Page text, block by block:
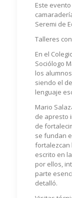
Este
Seremi de
Talleres
En el
Sociólogo
los
siendo el
lenguaje
Mario
de apresto
de
se fundan
fortalezcan
escrito en
por ellos,
parte
detalló.